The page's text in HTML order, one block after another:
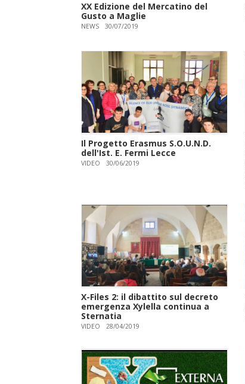
XX Edizione del Mercatino del
Gusto a Maglie
NEWS 30/07/2019
Il Progetto Erasmus S.O.U.N.D.
dell'Ist. E. Fermi Lecce
VIDEO 30/06/2019
X-Files 2: il dibattito sul decreto
emergenza Xylella continua a
Sternatia
VIDEO 28/04/2019